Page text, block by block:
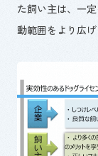
た飼い主は、一
動範囲をより広げ